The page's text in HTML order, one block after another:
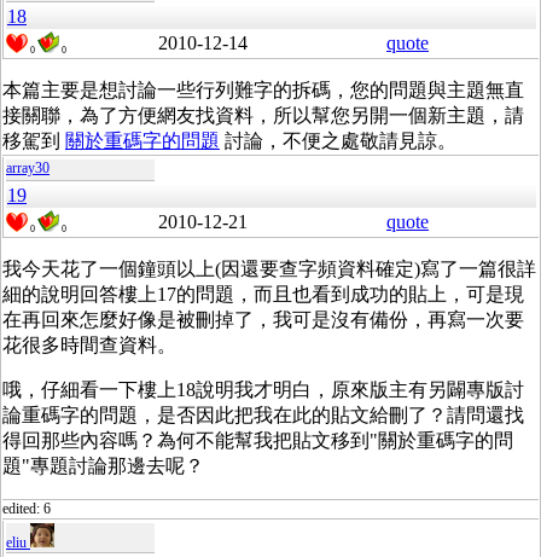
18
0 0 2010-12-14 quote
本篇主要是想討論一些行列難字的拆碼，您的問題與主題無直
接關聯，為了方便網友找資料，所以幫您另開一個新主題，請
移駕到 關於重碼字的問題 討論，不便之處敬請見諒。
array30
19
0 0 2010-12-21 quote
我今天花了一個鐘頭以上(因還要查字頻資料確定)寫了一篇很詳
細的說明回答樓上17的問題，而且也看到成功的貼上，可是現
在再回來怎麼好像是被刪掉了，我可是沒有備份，再寫一次要
花很多時間查資料。
哦，仔細看一下樓上18說明我才明白，原來版主有另闢專版討
論重碼字的問題，是否因此把我在此的貼文給刪了？請問還找
得回那些內容嗎？為何不能幫我把貼文移到"關於重碼字的問
題"專題討論那邊去呢？
edited: 6
eliu